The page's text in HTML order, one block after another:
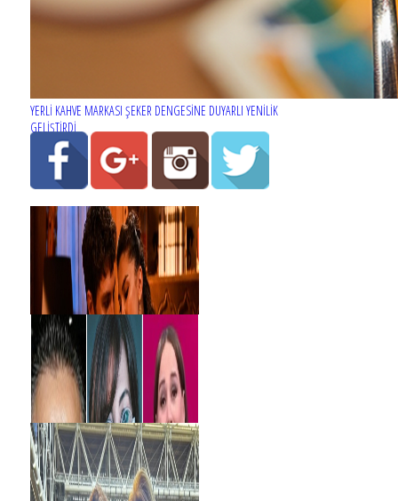
YERLİ KAHVE MARKASI ŞEKER DENGESİNE DUYARLI YENİLİK
GELİŞTİRDİ